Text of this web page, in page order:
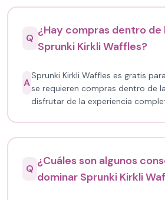
Q
¿Hay compras dentro de
Sprunki Kirkli Waffles?
A
Sprunki Kirkli Waffles es gratis
se requieren compras dentro de
disfrutar de la experiencia
Q
¿Cuáles son algunos
dominar Sprunki Kirkli